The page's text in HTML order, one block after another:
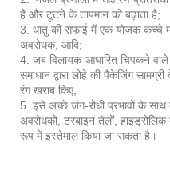
है और टूटने के तापमान को बढ़ाता है;
3. धातु की सफाई में एक योजक
अवरोधक, आदि;
4. जब विलायक-आधारित चिपकने
समाधान द्वारा लोहे की पैकेजिंग
रंग खराब किए;
5. इसे अच्छे जंग-रोधी प्रभावों के
अवरोधकों, टरबाइन तेलों,
रूप में इस्तेमाल किया जा सकता है।